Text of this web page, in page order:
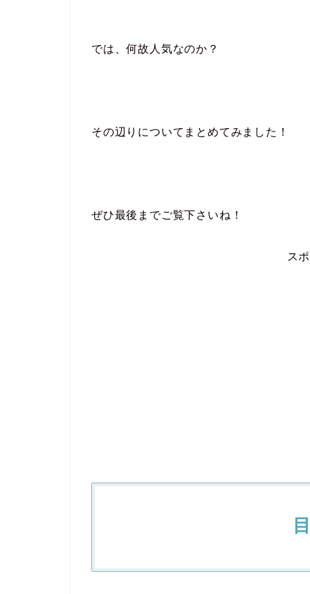
では、何故人気なのか？
その辺りについてまとめてみました！
ぜひ最後までご覧下さいね！
ス